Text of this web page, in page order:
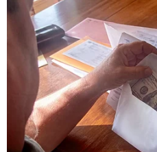
TIN LIÊN QUAN